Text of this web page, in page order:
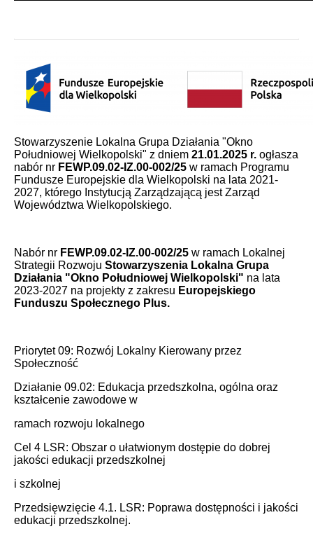
Stowarzyszenie Lokalna Grupa Działania "Okno
Południowej Wielkopolski" z dniem 21.01.2025 r. ogłasza
nabór nr FEWP.09.02-IZ.00-002/25 w ramach Programu
Fundusze Europejskie dla Wielkopolski na lata 2021-
2027, którego Instytucją Zarządzającą jest Zarząd
Województwa Wielkopolskiego.
Nabór nr FEWP.09.02-IZ.00-002/25 w ramach Lokalnej
Strategii Rozwoju Stowarzyszenia Lokalna Grupa
Działania "Okno Południowej Wielkopolski" na lata
2023-2027 na projekty z zakresu Europejskiego
Funduszu Społecznego Plus.
Priorytet 09: Rozwój Lokalny Kierowany przez
Społeczność
Działanie 09.02: Edukacja przedszkolna, ogólna oraz
kształcenie zawodowe w
ramach rozwoju lokalnego
Cel 4 LSR: Obszar o ułatwionym dostępie do dobrej
jakości edukacji przedszkolnej
i szkolnej
Przedsięwzięcie 4.1. LSR: Poprawa dostępności i jakości
edukacji przedszkolnej.